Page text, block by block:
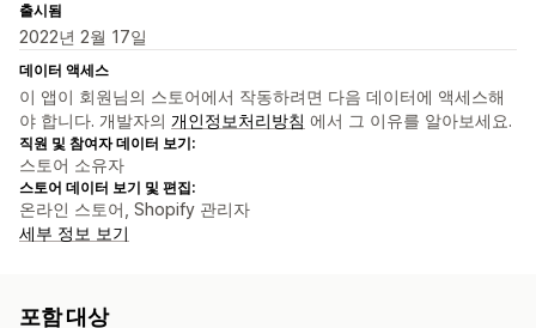
출시됨
2022년 2월 17일
데이터 액세스
이 앱이 회원님의 스토어에서 작동하려면 다음 데이터에 액세스해
야 합니다. 개발자의 개인정보처리방침 에서 그 이유를 알아보세요.
직원 및 참여자 데이터 보기:
스토어 소유자
스토어 데이터 보기 및 편집:
온라인 스토어, Shopify 관리자
세부 정보 보기
포함 대상